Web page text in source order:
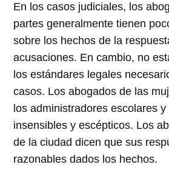
En los casos judiciales, los
partes generalmente tienen
sobre los hechos de la
acusaciones. En cambio, no
los estándares legales
casos. Los abogados de las
los administradores escolares
insensibles y escépticos. Los
de la ciudad dicen que sus
razonables dados los hechos.